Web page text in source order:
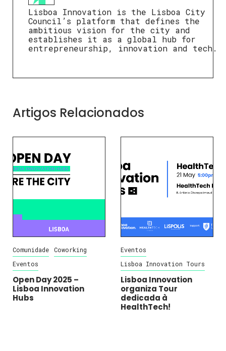
Lisboa Innovation is the Lisboa City
Council’s platform that defines the
ambitious vision for the city and
establishes it as a global hub for
entrepreneurship, innovation and tech.
Artigos Relacionados
Comunidade
Coworking
Eventos
Open Day 2025 –
Lisboa Innovation
Hubs
Eventos
Lisboa Innovation Tours
Lisboa Innovation
organiza Tour
dedicada à
HealthTech!